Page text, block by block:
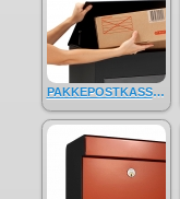
PAKKEPOSTKASSER